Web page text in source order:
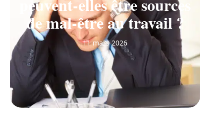
de mal-être au travail ?
11 mars 2026